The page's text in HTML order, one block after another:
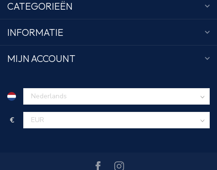
CATEGORIEËN
INFORMATIE
MIJN ACCOUNT
€